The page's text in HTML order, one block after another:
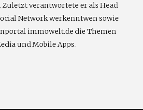
Zuletzt verantwortete er als Head
Network werkenntwen sowie
immowelt.de die Themen
und Mobile Apps.